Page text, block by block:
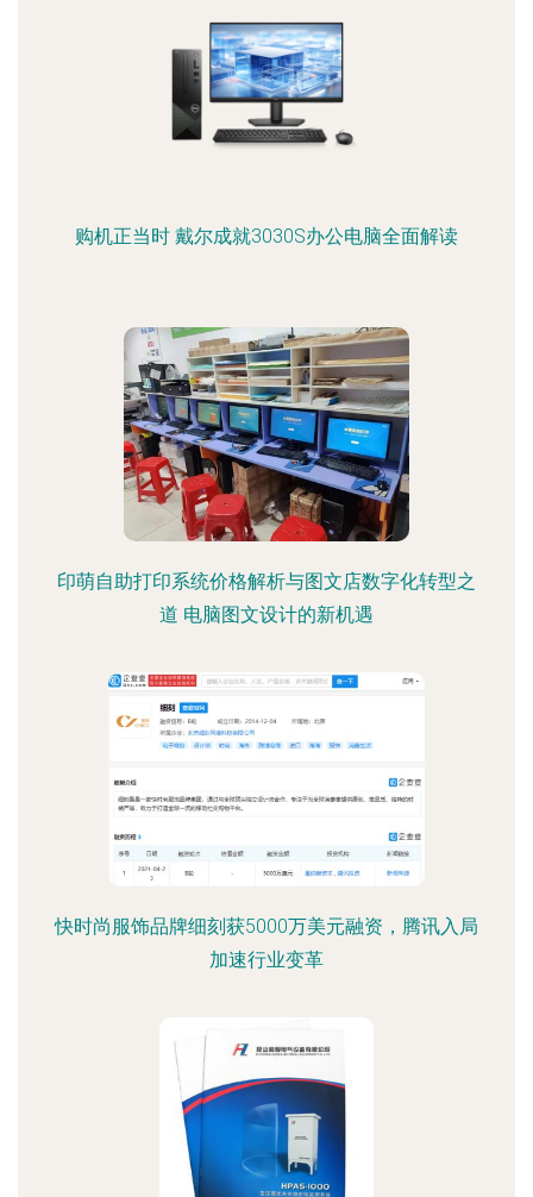
购机正当时 戴尔成就3030S办公电脑全面解读
印萌自助打印系统价格解析与图文店数字化转型之
道 电脑图文设计的新机遇
快时尚服饰品牌细刻获5000万美元融资，腾讯入局
加速行业变革